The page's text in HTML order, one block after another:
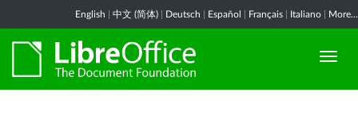
English 中文 (简体) Deutsch Español Français Italiano More...